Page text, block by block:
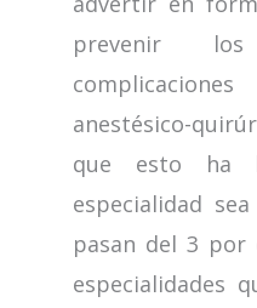
prevenir
anestésico-
que esto ha
especialidad
pasan del 3 por
especialidades